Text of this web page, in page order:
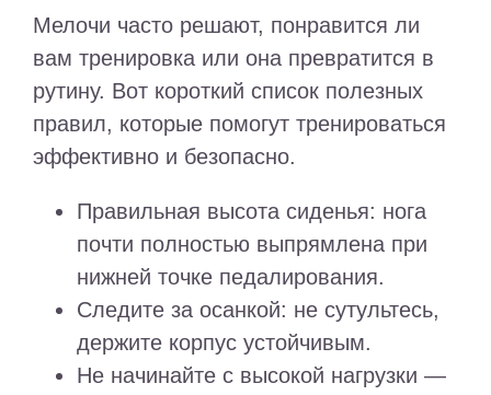
Мелочи часто решают, понравится ли
вам тренировка или она превратится в
рутину. Вот короткий список полезных
правил, которые помогут тренироваться
эффективно и безопасно.
Правильная высота сиденья: нога
почти полностью выпрямлена при
нижней точке педалирования.
Следите за осанкой: не сутультесь,
держите корпус устойчивым.
Не начинайте с высокой нагрузки —